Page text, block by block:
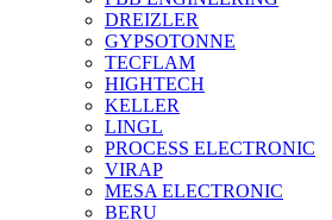
DREIZLER
GYPSOTONNE
TECFLAM
HIGHTECH
KELLER
LINGL
PROCESS ELECTRONIC
VIRAP
MESA ELECTRONIC
BERU